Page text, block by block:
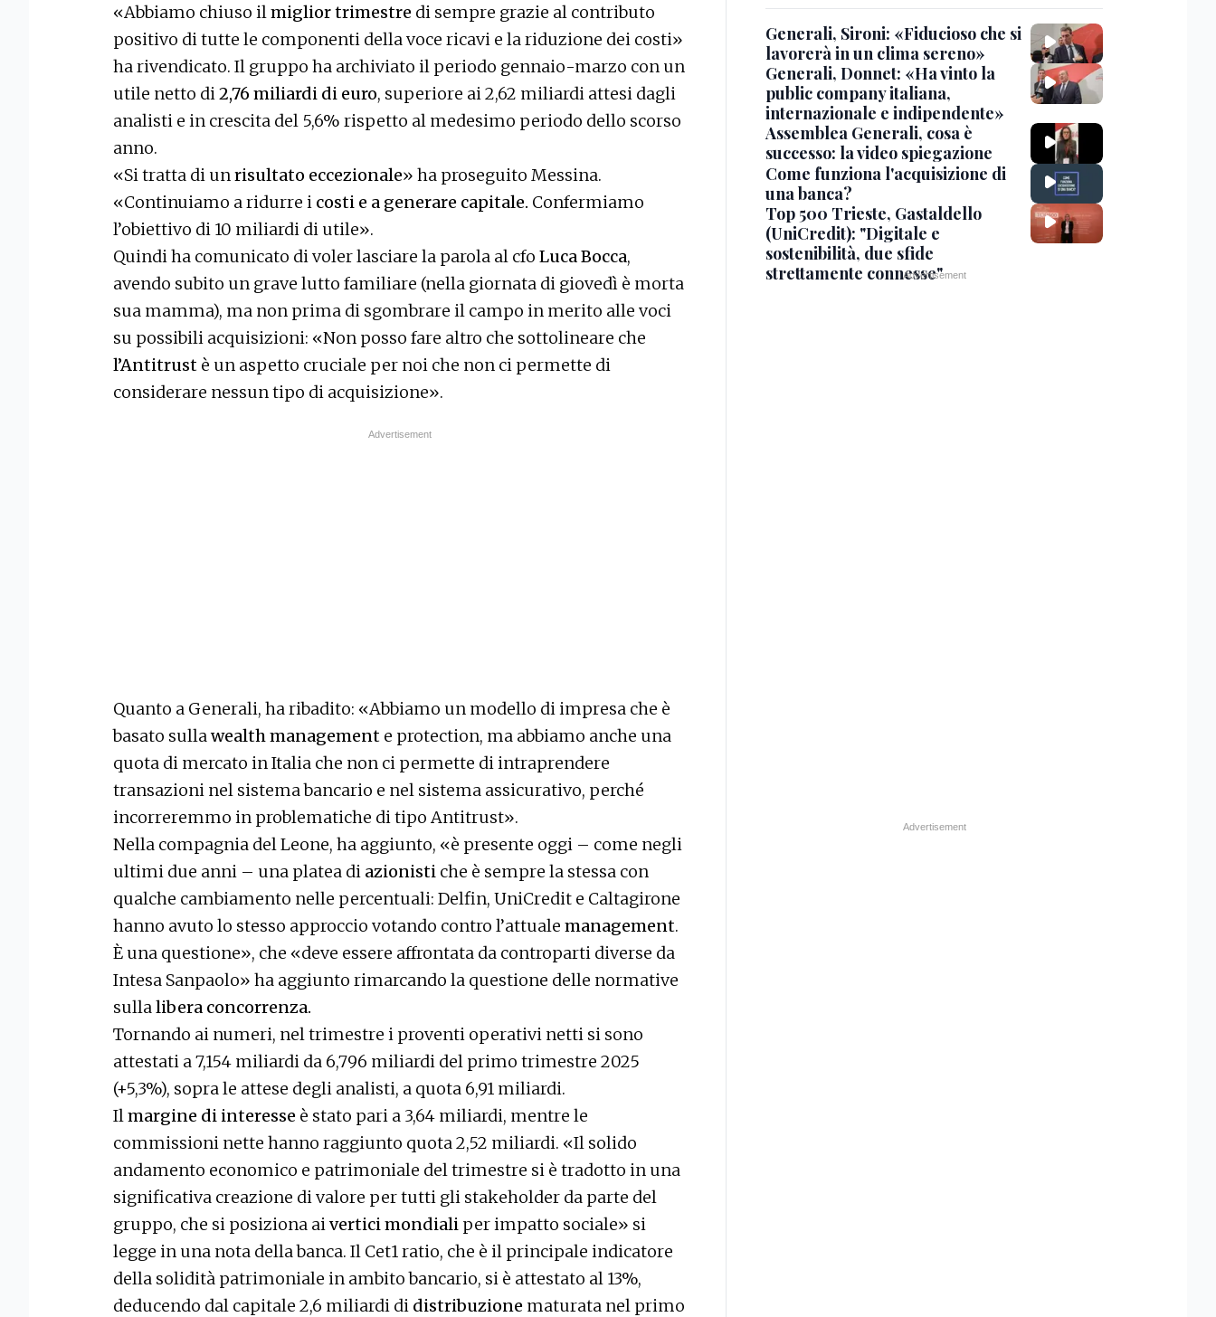
«Abbiamo chiuso ilmiglior trimestre di sempre grazie al contributo
positivo di tutte le componenti della voce ricavi e la riduzione dei costi»
ha rivendicato. Il gruppo ha archiviato il periodo gennaio-marzo con un
utile netto di2,76 miliardi di euro, superiore ai 2,62 miliardi attesi dagli
analisti e in crescita del 5,6% rispetto al medesimo periodo dello scorso
anno.
«Si tratta di unrisultato eccezionale» ha proseguito Messina.
«Continuiamo a ridurre i costi e a generare capitale. Confermiamo
l’obiettivo di 10 miliardi di utile».
Quindi ha comunicato di voler lasciare la parola al cfo Luca Bocca,
avendo subito un grave lutto familiare (nella giornata di giovedì è morta
sua mamma), ma non prima di sgombrare il campo in merito alle voci
su possibili acquisizioni: «Non posso fare altro che sottolineare che
l’Antitrust è un aspetto cruciale per noi che non ci permette di
considerare nessun tipo di acquisizione».
Quanto a Generali, ha ribadito: «Abbiamo un modello di impresa che è
basato sullawealth management e protection, ma abbiamo anche una
quota di mercato in Italia che non ci permette di intraprendere
transazioni nel sistema bancario e nel sistema assicurativo, perché
incorreremmo in problematiche di tipo Antitrust».
Nella compagnia del Leone, ha aggiunto, «è presente oggi – come negli
ultimi due anni – una platea di azionisti che è sempre la stessa con
qualche cambiamento nelle percentuali: Delfin, UniCredit e Caltagirone
hanno avuto lo stesso approccio votando contro l’attuale management.
È una questione», che «deve essere affrontata da controparti diverse da
Intesa Sanpaolo» ha aggiunto rimarcando la questione delle normative
sullalibera concorrenza.
Tornando ai numeri, nel trimestre i proventi operativi netti si sono
attestati a 7,154 miliardi da 6,796 miliardi del primo trimestre 2025
(+5,3%), sopra le attese degli analisti, a quota 6,91 miliardi.
Ilmargine di interesse è stato pari a 3,64 miliardi, mentre le
commissioni nette hanno raggiunto quota 2,52 miliardi. «Il solido
andamento economico e patrimoniale del trimestre si è tradotto in una
significativa creazione di valore per tutti gli stakeholder da parte del
gruppo, che si posiziona aivertici mondiali per impatto sociale» si
legge in una nota della banca. Il Cet1 ratio, che è il principale indicatore
della solidità patrimoniale in ambito bancario, si è attestato al 13%,
deducendo dal capitale 2,6 miliardi di distribuzione maturata nel primo
Generali, Sironi: «Fiducioso che si
lavorerà in un clima sereno»
Generali, Donnet: «Ha vinto la
public company italiana,
internazionale e indipendente»
Assemblea Generali, cosa è
successo: la video spiegazione
Come funziona l'acquisizione di
una banca?
Top 500 Trieste, Gastaldello
(UniCredit): "Digitale e
sostenibilità, due sfide
strettamente connesse"